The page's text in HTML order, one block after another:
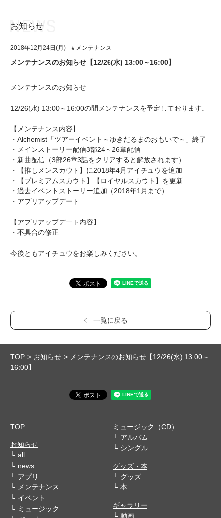
イベント・キャンペーン
ミュージック
グッズ・本
ギャラリー
アプリゲーム
イベント・キャンペーン
ミュージック
グッズ・本
ギャラリー
お知らせ
2018年12月24日(月) ＃メンテナンス
メンテナンスのお知らせ【12/26(水) 13:00～16:00】
メンテナンスのお知らせ
12/26(水) 13:00～16:00の間メンテナンスを予定しております。
【メンテナンス内容】
・Alchemist「ツアーイベント～ゆきだるまのおもいで～」終了
・メインストーリー配信3部24～26章配信
・新曲配信（3部26章3話をクリアすると解放されます）
・【推しメンスカウト】に2018年4月アイチュウを追加
・【プレミアムスカウト】【ロイヤルスカウト】を更新
・過去イベントストーリー追加（2018年1月まで）
・アプリアップデート
【アプリアップデート内容】
・不具合の修正
今後ともアイチュウをお楽しみください。
一覧に戻る
TOP お知らせ
メンテナンスのお知らせ【12/26(水) 13:00～
16:00】
TOP
お知らせ
all
news
アプリ
メンテナンス
イベント
ミュージック
ミュージック（CD）
アルバム
シングル
グッズ・本
グッズ
本
ギャラリー
動画